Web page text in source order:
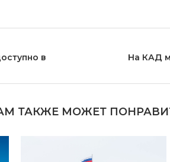
в
На КАД
ТАКЖЕ МОЖЕТ